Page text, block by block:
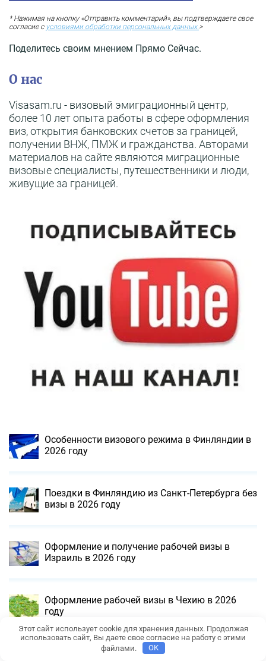
* Нажимая на кнопку «Отправить комментарий», вы подтверждаете свое
согласие с условиями обработки персональных данных.>
Поделитесь своим мнением Прямо Сейчас.
О нас
Visasam.ru - визовый эмиграционный центр,
более 10 лет опыта работы в сфере оформления
виз, открытия банковских счетов за границей,
получении ВНЖ, ПМЖ и гражданства. Авторами
материалов на сайте являются миграционные
визовые специалисты, путешественники и люди,
живущие за границей.
Особенности визового режима в Финляндии в
2026 году
Поездки в Финляндию из Санкт-Петербурга без
визы в 2026 году
Оформление и получение рабочей визы в
Израиль в 2026 году
Оформление рабочей визы в Чехию в 2026
году
Оформление и получение визы в Болгарию для
Этот сайт использует cookie для хранения данных. Продолжая
использовать сайт, Вы даете свое согласие на работу с этими
файлами.
OK